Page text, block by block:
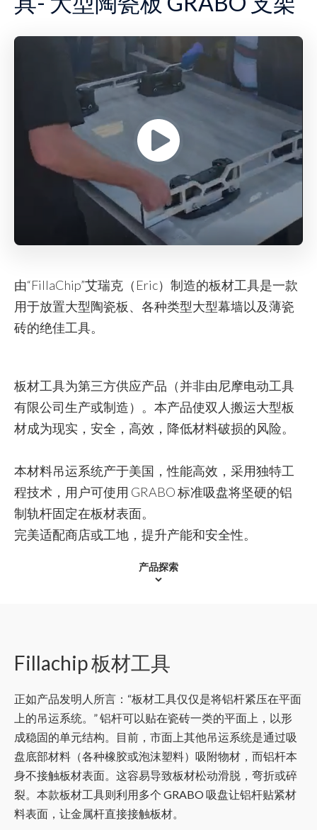
由“FillaChip”艾瑞克（Eric）制造的板材工具是一款
用于放置大型陶瓷板、各种类型大型幕墙以及薄瓷
砖的绝佳工具。
板材工具为第三方供应产品（并非由尼摩电动工具
有限公司生产或制造）。本产品使双人搬运大型板
材成为现实，安全，高效，降低材料破损的风险。
本材料吊运系统产于美国，性能高效，采用独特工
程技术，用户可使用 GRABO 标准吸盘将坚硬的铝
制轨杆固定在板材表面。
完美适配商店或工地，提升产能和安全性。
产品探索
Fillachip 板材工具
正如产品发明人所言：“板材工具仅仅是将铝杆紧压在平面
上的吊运系统。” 铝杆可以贴在瓷砖一类的平面上，以形
成稳固的单元结构。目前，市面上其他吊运系统是通过吸
盘底部材料（各种橡胶或泡沫塑料）吸附物材，而铝杆本
身不接触板材表面。这容易导致板材松动滑脱，弯折或碎
裂。本款板材工具则利用多个 GRABO 吸盘让铝杆贴紧材
料表面，让金属杆直接接触板材。